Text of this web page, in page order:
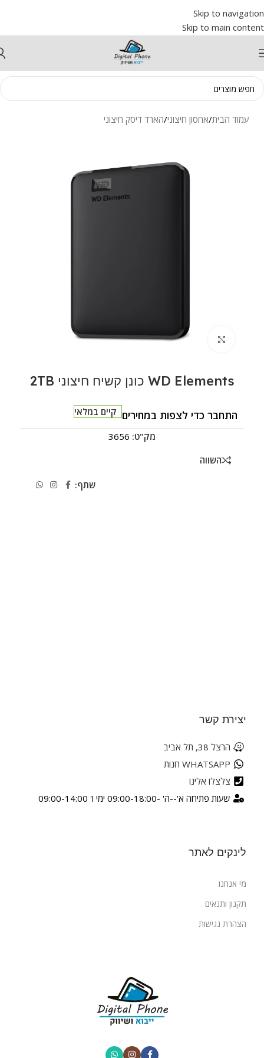
Skip to navigation
Skip to main content
עמוד הבית/אחסון חיצוני/הארד דיסק חיצוני
לחצו להגדלה
WD Elements כונן קשיח חיצוני 2TB
התחבר כדי לצפות במחירים קיים במלאי
מק"ט: 3656
השווה
שתף:
יצירת קשר
הרצל 38, תל אביב
WHATSAPP חנות
צלצלו אלינו
שעות פתיחה א'--ה' -09:00-18:00 ימי ו' 09:00-14:00
לינקים לאתר
מי אנחנו
תקנון ותנאים
הצהרת נגישות